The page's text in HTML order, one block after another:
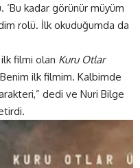
kadar görünür müyüm
rolü. İlk okuduğumda da
ilk filmi olan Kuru Otlar
ilk filmim. Kalbimde
dedi ve Nuri Bilge